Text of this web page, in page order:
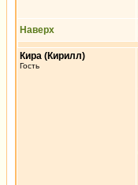
Наверх
Кира (Кирилл)
Гость